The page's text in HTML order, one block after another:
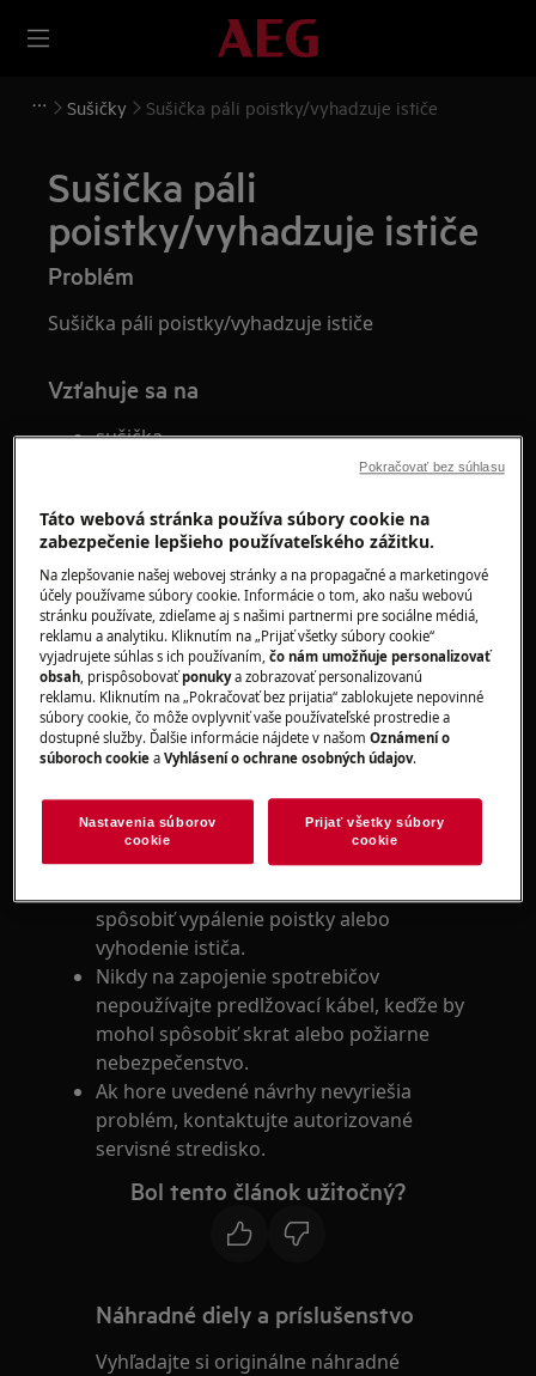
Sušičky Sušička páli poistky/vyhadzuje ističe
Sušička páli
poistky/vyhadzuje ističe
Problém
Sušička páli poistky/vyhadzuje ističe
Vzťahuje sa na
sušička
Nezapájajte práčku a sušičku do
rovnakého poistkového obvodu. Príkon
potrebný pre oba spotrebe spolu by
prekročil 13 A.
Keď je vyhodený istič alebo vypáli poistka
po zapnutí alebo vypnutí spotrebiča, je to
zvyčajne spôsobené únikom vody na zem
alebo skratom.
Problém môže byť spôsobený nesprávnym
zapojením spotrebiča. Spotrebič zapojte
do inej zásuvky.
Ak je do jedného poistkového obvodu
spôsobiť vypálenie poistky alebo
vyhodenie ističa.
Nikdy na zapojenie spotrebičov
nepoužívajte predlžovací kábel, keďže by
mohol spôsobiť skrat alebo požiarne
nebezpečenstvo.
Ak hore uvedené návrhy nevyriešia
problém, kontaktujte autorizované
servisné stredisko.
Bol tento článok užitočný?
Náhradné diely a príslušenstvo
Vyhľadajte si originálne náhradné
Táto webová stránka používa súbory cookie na
zabezpečenie lepšieho používateľského zážitku.
Na zlepšovanie našej webovej stránky a na propagačné a marketingové
účely používame súbory cookie. Informácie o tom, ako našu webovú
stránku používate, zdieľame aj s našimi partnermi pre sociálne médiá,
reklamu a analytiku. Kliknutím na „Prijať všetky súbory cookie“
vyjadrujete súhlas s ich používaním,čo nám umožňuje personalizovať
obsah, prispôsobovaťponukya zobrazovať personalizovanú
reklamu. Kliknutím na „Pokračovať bez prijatia“ zablokujete nepovinné
súbory cookie, čo môže ovplyvniť vaše používateľské prostredie a
dostupné služby. Ďalšie informácie nájdete v našomOznámení o
súboroch cookie aVyhlásení o ochrane osobných údajov.
Nastavenia súborov
cookie
Prijať všetky súbory
cookie
Pokračovať bez súhlasu